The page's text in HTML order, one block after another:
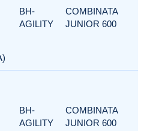
BH-
AGILITY
COMBINATA
JUNIOR 600
BH-
AGILITY
COMBINATA
JUNIOR 600